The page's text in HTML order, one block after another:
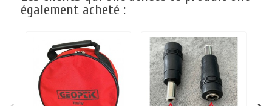
également acheté :